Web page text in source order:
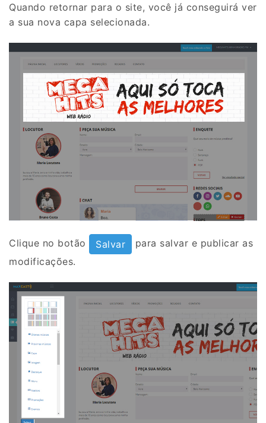
Quando retornar para o site, você já conseguirá ver
a sua nova capa selecionada.
Clique no botão Salvar
para salvar e publicar as
modificações.